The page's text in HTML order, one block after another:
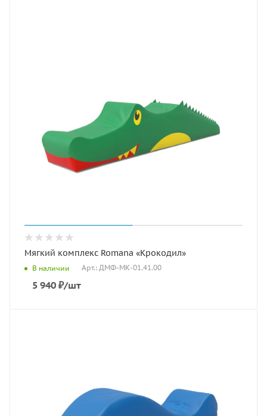
Мягкий комплекс Romana «Крокодил»
В наличии Арт.: ДМФ-МК-01.41.00
5 940 ₽/шт